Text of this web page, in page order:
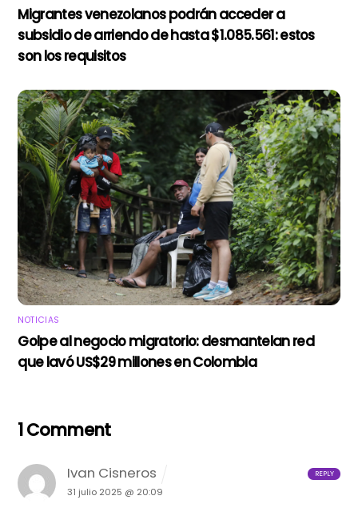
Migrantes venezolanos podrán acceder a
subsidio de arriendo de hasta $1.085.561: estos
son los requisitos
NOTICIAS
Golpe al negocio migratorio: desmantelan red
que lavó US$29 millones en Colombia
1 Comment
Ivan Cisneros
31 julio 2025 @ 20:09
REPLY